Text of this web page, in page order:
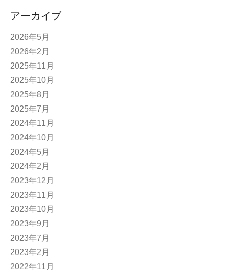
アーカイブ
2026年5月
2026年2月
2025年11月
2025年10月
2025年8月
2025年7月
2024年11月
2024年10月
2024年5月
2024年2月
2023年12月
2023年11月
2023年10月
2023年9月
2023年7月
2023年2月
2022年11月